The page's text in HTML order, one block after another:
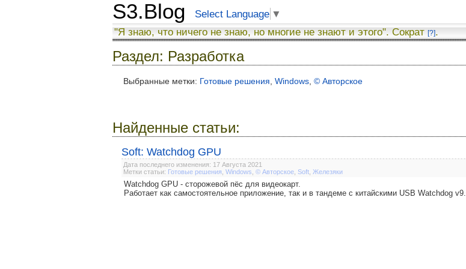
S3.Blog Select Language ▼
"Я знаю, что ничего не знаю, но многие не знают и этого". Сократ [?].
Раздел: Разработка
Выбранные метки: Готовые решения Windows © Авторское
Найденные статьи:
Soft: Watchdog GPU
Дата последнего изменения: 17 Августа 2021
Метки статьи: Готовые решения Windows © Авторское Soft Железяки
Watchdog GPU - сторожевой пёс для видеокарт.
Работает как самостоятельное приложение, так и в тандеме с китайскими USB Watchdog